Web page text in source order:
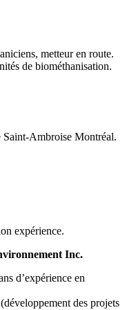
metteur en route.
de biométhanisation.
Saint-Ambroise Montréal.
expérience.
Inc.
d’expérience en
des projets